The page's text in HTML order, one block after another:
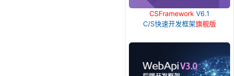
CSFramework V6.1
C/S快速开发框架旗舰版